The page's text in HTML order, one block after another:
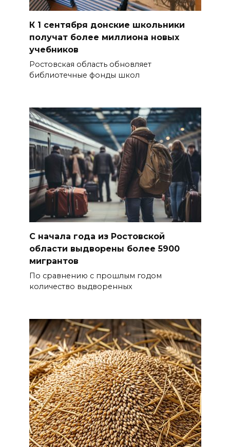
К 1 сентября донские школьники
получат более миллиона новых
учебников
Ростовская область обновляет
библиотечные фонды школ
С начала года из Ростовской
области выдворены более 5900
мигрантов
По сравнению с прошлым годом
количество выдворенных